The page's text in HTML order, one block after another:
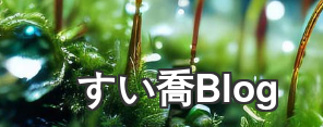
すい喬Blog